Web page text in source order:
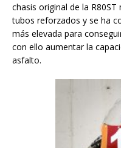
chasis original de la
tubos reforzados y se ha
más elevada para
con ello aumentar la
asfalto.